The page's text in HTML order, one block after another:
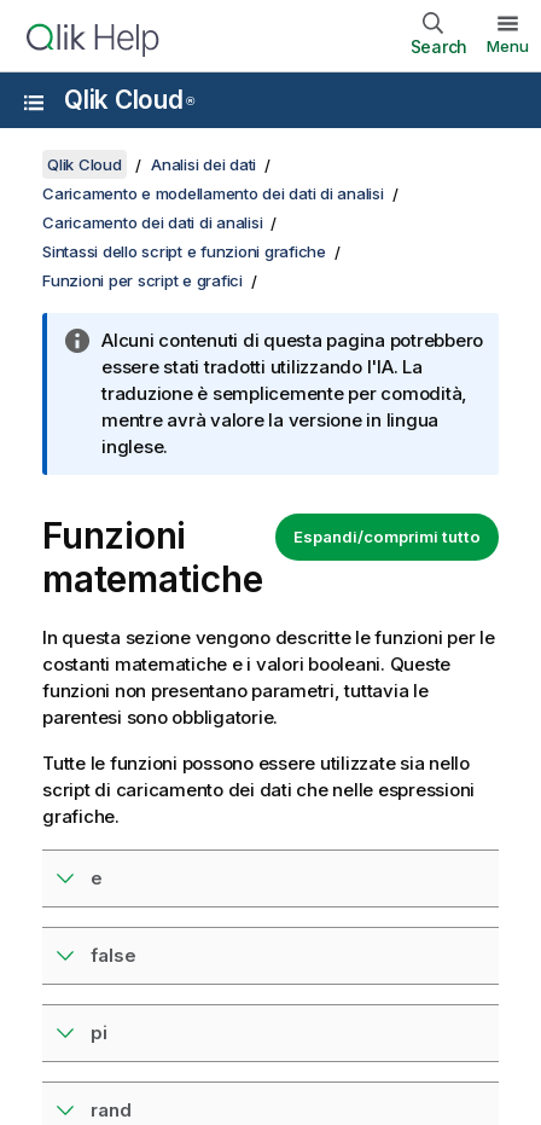
Search Menu
Qlik Cloud ®
Qlik Cloud
Analisi dei dati
Caricamento e modellamento dei dati di analisi
Caricamento dei dati di analisi
Sintassi dello script e funzioni grafiche
Funzioni per script e grafici
Alcuni contenuti di questa pagina potrebbero
essere stati tradotti utilizzando l'IA. La
traduzione è semplicemente per comodità,
mentre avrà valore la versione in lingua
inglese.
Espandi/comprimi tutto
Funzioni
matematiche
In questa sezione vengono descritte le funzioni per le
costanti matematiche e i valori booleani. Queste
funzioni non presentano parametri, tuttavia le
parentesi sono obbligatorie.
Tutte le funzioni possono essere utilizzate sia nello
script di caricamento dei dati che nelle espressioni
grafiche.
e
false
pi
rand